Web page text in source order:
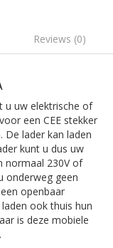
Reviews (0)
u uw elektrische of
een CEE stekker
De lader kan laden
kunt u dus uw
normaal 230V of
onderweg geen
openbaar
ook thuis hun
is deze mobiele